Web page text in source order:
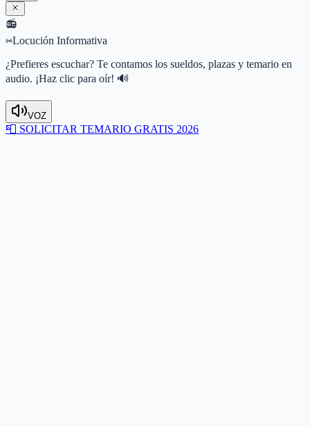
📻
Locución Informativa
¿Prefieres escuchar? Te contamos los sueldos, plazas y temario en
audio. ¡Haz clic para oír! 🔊
VOZ
📮 SOLICITAR TEMARIO GRATIS 2026